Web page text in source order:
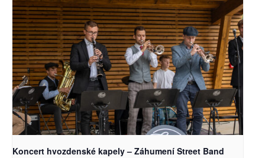
Koncert hvozdenské kapely – Záhumení Street Band